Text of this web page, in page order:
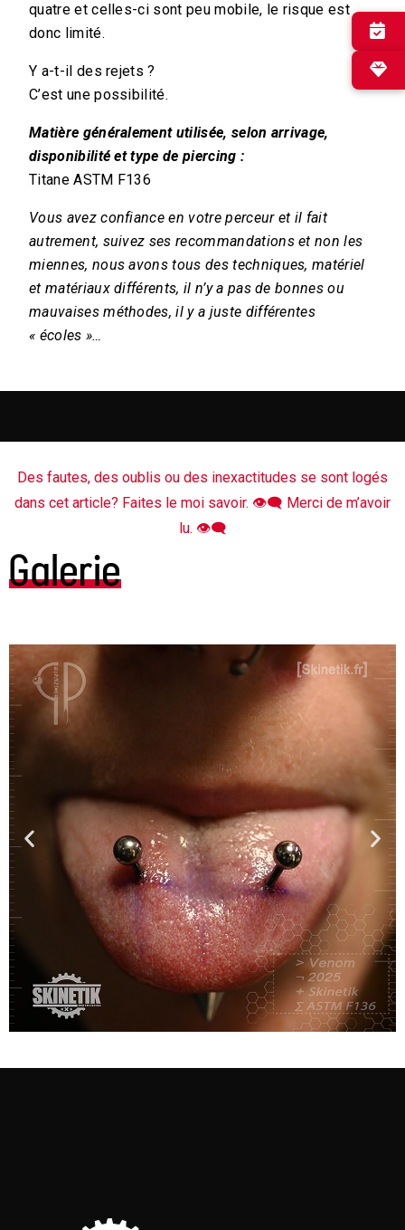
quatre et celles-ci sont peu mobile, le risque est
donc limité.
Y a-t-il des rejets ?
C’est une possibilité.
Matière généralement utilisée, selon arrivage,
disponibilité et type de piercing :
Titane ASTM F136
Vous avez confiance en votre perceur et il fait
autrement, suivez ses recommandations et non les
miennes, nous avons tous des techniques, matériel
et matériaux différents, il n’y a pas de bonnes ou
mauvaises méthodes, il y a juste différentes
« écoles »…
Des fautes, des oublis ou des inexactitudes se sont logés
dans cet article? Faites le moi savoir. 👁‍🗨 Merci de m’avoir
lu. 👁‍🗨
Galerie